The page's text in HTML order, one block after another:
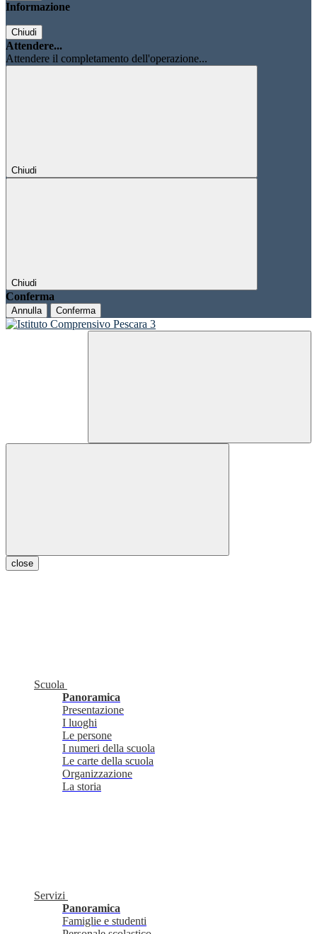
Informazione
Chiudi
Attendere...
Attendere il completamento dell'operazione...
Chiudi
Chiudi
Conferma
Annulla Conferma
close
Scuola
Panoramica
Presentazione
I luoghi
Le persone
I numeri della scuola
Le carte della scuola
Organizzazione
La storia
Servizi
Panoramica
Famiglie e studenti